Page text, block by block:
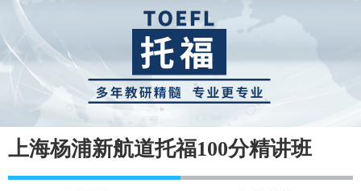
上海杨浦新航道托福100分精讲班